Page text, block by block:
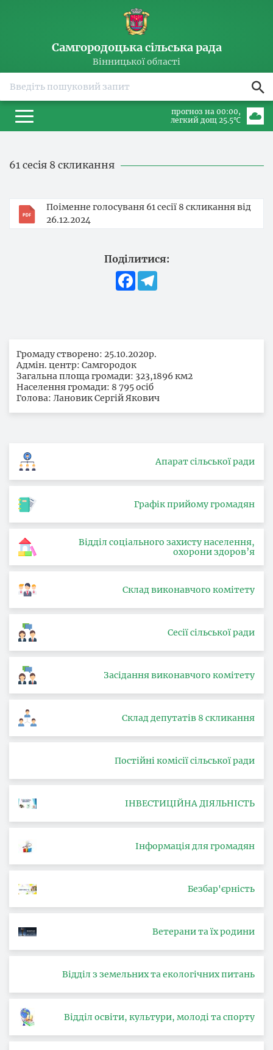
Самгородоцька сільська рада
Вінницької області
прогноз на 00:00
легкий дощ 25.5℃
61 сесія 8 скликання
Поіменне голосуваня 61 сесії 8 скликання від
26.12.2024
Поділитися:
Facebook
Громаду створено: 25.10.2020р.
Адмін. центр: Самгородок
Загальна площа громади: 323,1896 км2
Населення громади: 8 795 осіб
Голова: Лановик Сергій Якович
Апарат сільської ради
Графік прийому громадян
Відділ соціального захисту населення,
охорони здоров’я
Склад виконавчого комітету
Сесії сільської ради
Засідання виконавчого комітету
Склад депутатів 8 скликання
Постійні комісії сільської ради
ІНВЕСТИЦІЙНА ДІЯЛЬНІСТЬ
Інформація для громадян
Безбар'єрність
Ветерани та їх родини
Відділ з земельних та екологічних питань
Відділ освіти, культури, молоді та спорту